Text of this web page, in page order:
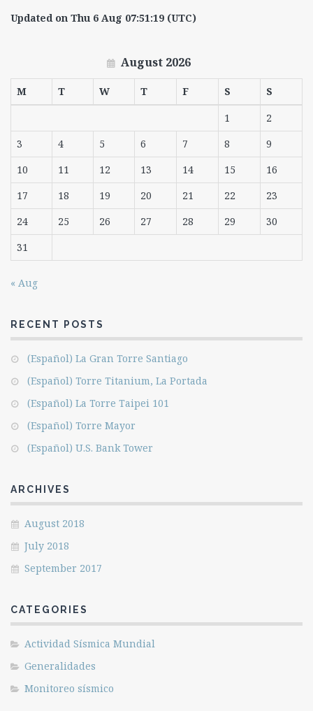
Updated on Thu 6 Aug 07:51:19 (UTC)
August 2026
M T W T F S
S
1
2
3
4 5 6 7 8
9
10
11 12 13 14 15
16
17
18 19 20 21 22
23
24
25 26 27 28 29
30
31
« Aug
RECENT POSTS
(Español) La Gran Torre Santiago
(Español) Torre Titanium, La Portada
(Español) La Torre Taipei 101
(Español) Torre Mayor
(Español) U.S. Bank Tower
ARCHIVES
August 2018
July 2018
September 2017
CATEGORIES
Actividad Sísmica Mundial
Generalidades
Monitoreo sísmico